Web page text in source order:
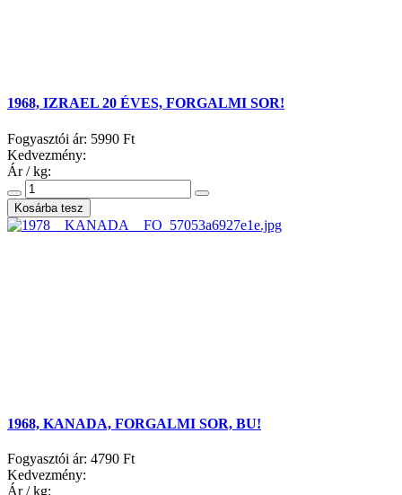
1968, IZRAEL 20 ÉVES, FORGALMI SOR!
Fogyasztói ár: 5990 Ft
Kedvezmény:
Ár / kg:
1968, KANADA, FORGALMI SOR, BU!
Fogyasztói ár: 4790 Ft
Kedvezmény:
Ár / kg: